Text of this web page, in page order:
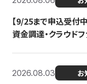
【9/25まで申込受付
資金調達・クラウド
2026.08.03 お